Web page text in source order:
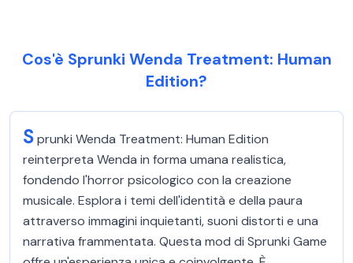
Cos'è Sprunki Wenda Treatment: Human
Edition?
Sprunki Wenda Treatment: Human Edition
reinterpreta Wenda in forma umana realistica,
fondendo l'horror psicologico con la creazione
musicale. Esplora i temi dell'identità e della paura
attraverso immagini inquietanti, suoni distorti e una
narrativa frammentata. Questa mod di Sprunki Game